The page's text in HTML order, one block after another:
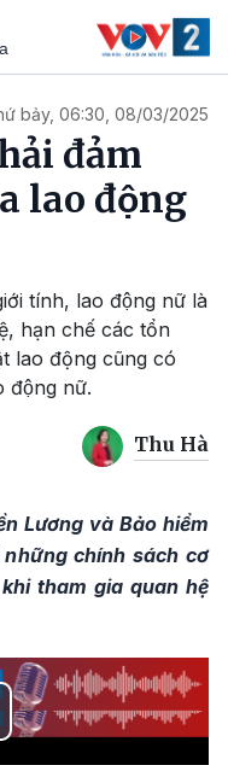
bảy, 06:30, 08/03/2025
đảm
lao động
tính, lao động nữ là
hạn chế các tổn
lao động cũng có
động nữ.
Thu Hà
Lương và Bảo hiểm
chính sách cơ
tham gia quan hệ